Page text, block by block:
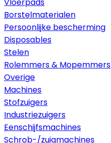
Borstelmaterialen
Persoonlijke bescherming
Disposables
Stelen
Rolemmers & Mopemmers
Overige
Machines
Stofzuigers
Industriezuigers
Eenschijfsmachines
Schrob-/zuigmachines